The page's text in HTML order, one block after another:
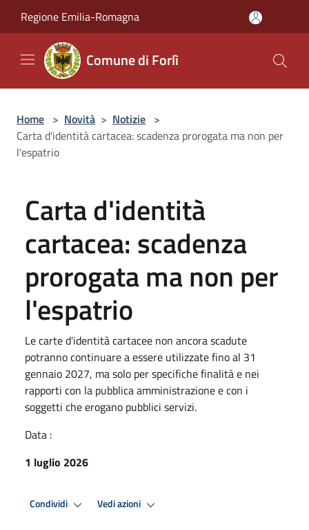
Regione Emilia-Romagna
Comune di Forlì
Home > Novità > Notizie >
Carta d'identità cartacea: scadenza prorogata ma non per
l'espatrio
Carta d'identità
cartacea: scadenza
prorogata ma non per
l'espatrio
Le carte d'identità cartacee non ancora scadute
potranno continuare a essere utilizzate fino al 31
gennaio 2027, ma solo per specifiche finalità e nei
rapporti con la pubblica amministrazione e con i
soggetti che erogano pubblici servizi.
Data :
1 luglio 2026
Condividi Vedi azioni